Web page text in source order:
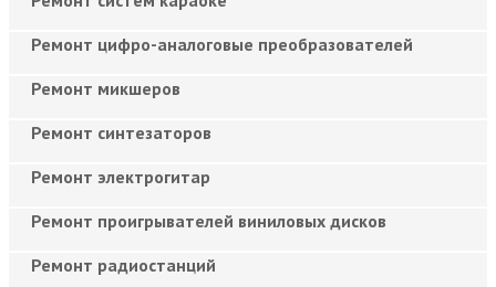
Ремонт цифро-аналоговые преобразователей
Ремонт микшеров
Ремонт синтезаторов
Ремонт электрогитар
Ремонт проигрывателей виниловых дисков
Ремонт радиостанций